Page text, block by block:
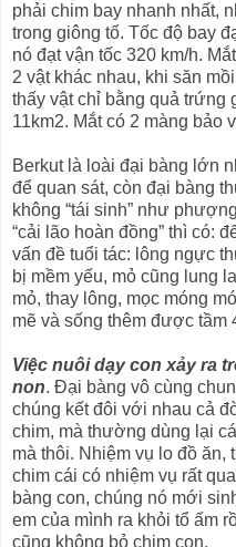
phải chim bay nhanh nhất,
trong giông tố. Tốc độ bay
nó đạt vận tốc 320 km/h.
2 vật khác nhau, khi săn
thấy vật chỉ bằng quả trứng
11km2. Mắt có 2 màng bảo
Berkut là loài đại bàng lớn
để quan sát, còn đại bàng
không “tái sinh” như
“cải lão hoàn đồng” thì có:
vấn đề tuổi tác: lông ngực
bị mềm yếu, mỏ cũng lung
mỏ, thay lông, mọc móng
mẽ và sống thêm được tầm
Việc nuôi dạy con xảy ra
non. Đại bàng vô cùng
chúng kết đôi với nhau cả
chim, mà thường dùng lại
mà thôi. Nhiệm vụ lo đồ
chim cái có nhiệm vụ rất
bàng con, chúng nó mới
em của mình ra khỏi tổ ấm
cũng không bỏ chim con.